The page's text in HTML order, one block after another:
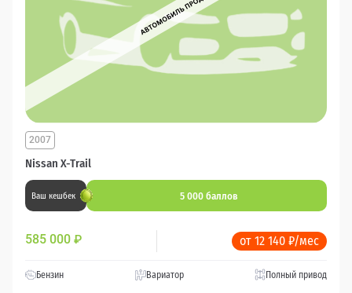
Nissan X-Trail
2007
Ваш кешбек 5 000 баллов
585 000 ₽ от 12 140 ₽/мес
Бензин Вариатор Полный привод